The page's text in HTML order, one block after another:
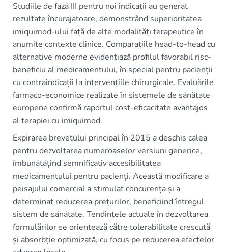
Studiile de fază III pentru noi indicații au generat
rezultate încurajatoare, demonstrând superioritatea
imiquimod-ului față de alte modalități terapeutice în
anumite contexte clinice. Comparațiile head-to-head cu
alternative moderne evidențiază profilul favorabil risc-
beneficiu al medicamentului, în special pentru pacienții
cu contraindicații la intervențiile chirurgicale. Evaluările
farmaco-economice realizate în sistemele de sănătate
europene confirmă raportul cost-eficacitate avantajos
al terapiei cu imiquimod.
Expirarea brevetului principal în 2015 a deschis calea
pentru dezvoltarea numeroaselor versiuni generice,
îmbunătățind semnificativ accesibilitatea
medicamentului pentru pacienți. Această modificare a
peisajului comercial a stimulat concurența și a
determinat reducerea prețurilor, beneficiind întregul
sistem de sănătate. Tendințele actuale în dezvoltarea
formulărilor se orientează către tolerabilitate crescută
și absorbție optimizată, cu focus pe reducerea efectelor